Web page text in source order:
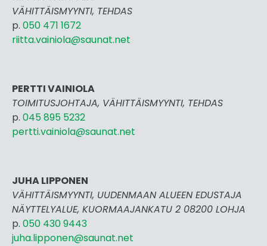
VÄHITTÄISMYYNTI, TEHDAS
p. 050 471 1672
riitta.vainiola@saunat.net
PERTTI VAINIOLA
TOIMITUSJOHTAJA, VÄHITTÄISMYYNTI, TEHDAS
p. 045 895 5232
pertti.vainiola@saunat.net
JUHA LIPPONEN
VÄHITTÄISMYYNTI, UUDENMAAN ALUEEN EDUSTAJA
NÄYTTELYALUE, KUORMAAJANKATU 2 08200 LOHJA
p. 050 430 9443
juha.lipponen@saunat.net